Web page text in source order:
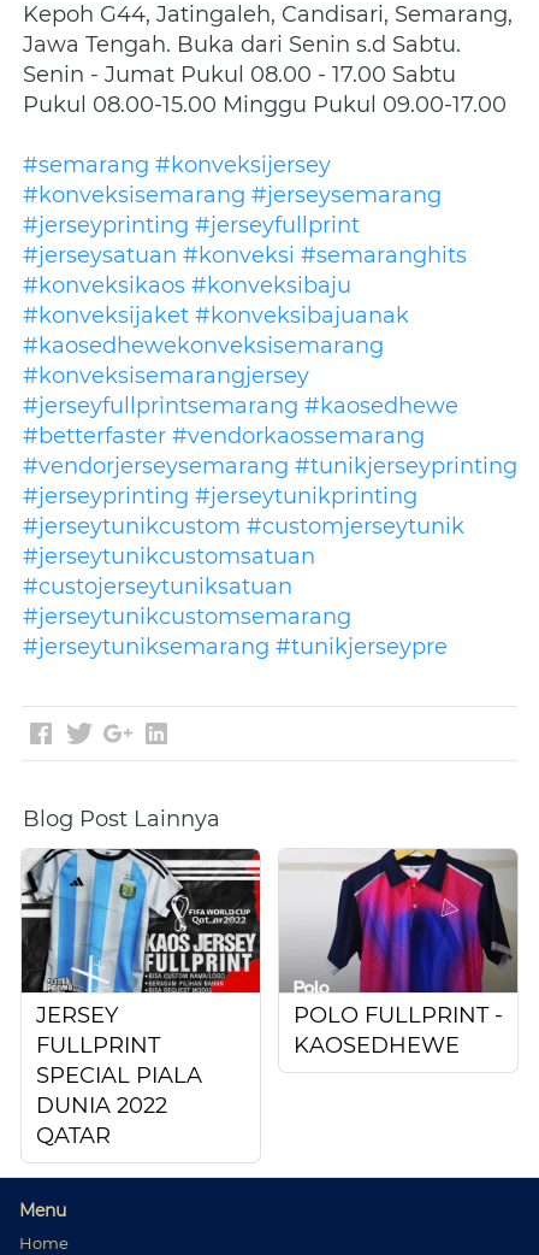
Kepoh G44, Jatingaleh, Candisari, Semarang,
Jawa Tengah. Buka dari Senin s.d Sabtu.
Senin - Jumat Pukul 08.00 - 17.00 Sabtu
Pukul 08.00-15.00 Minggu Pukul 09.00-17.00
#semarang #konveksijersey
#konveksisemarang #jerseysemarang
#jerseyprinting #jerseyfullprint
#jerseysatuan #konveksi #semaranghits
#konveksikaos #konveksibaju
#konveksijaket #konveksibajuanak
#kaosedhewekonveksisemarang
#konveksisemarangjersey
#jerseyfullprintsemarang #kaosedhewe
#betterfaster #vendorkaossemarang
#vendorjerseysemarang #tunikjerseyprinting
#jerseyprinting #jerseytunikprinting
#jerseytunikcustom #customjerseytunik
#jerseytunikcustomsatuan
#custojerseytuniksatuan
#jerseytunikcustomsemarang
#jerseytuniksemarang #tunikjerseypre
Blog Post Lainnya
JERSEY
FULLPRINT
SPECIAL PIALA
DUNIA 2022
QATAR
POLO FULLPRINT -
KAOSEDHEWE
Menu
Home